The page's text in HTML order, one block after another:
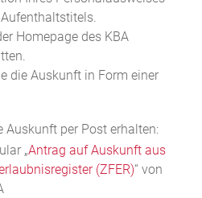
Homepage des KBA
die Auskunft in Form einer
Auskunft per Post erhalten:
„Antrag auf Auskunft aus
(ZFER)“ von